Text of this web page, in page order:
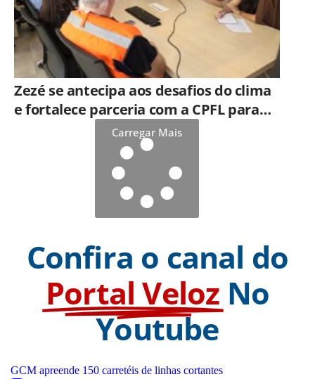
Zezé se antecipa aos desafios do clima
e fortalece parceria com a CPFL para
enfrentar eventos extremos em
Carregar Mais
Confira o canal do
Portal Veloz No
Youtube
GCM apreende 150 carretéis de linhas cortantes